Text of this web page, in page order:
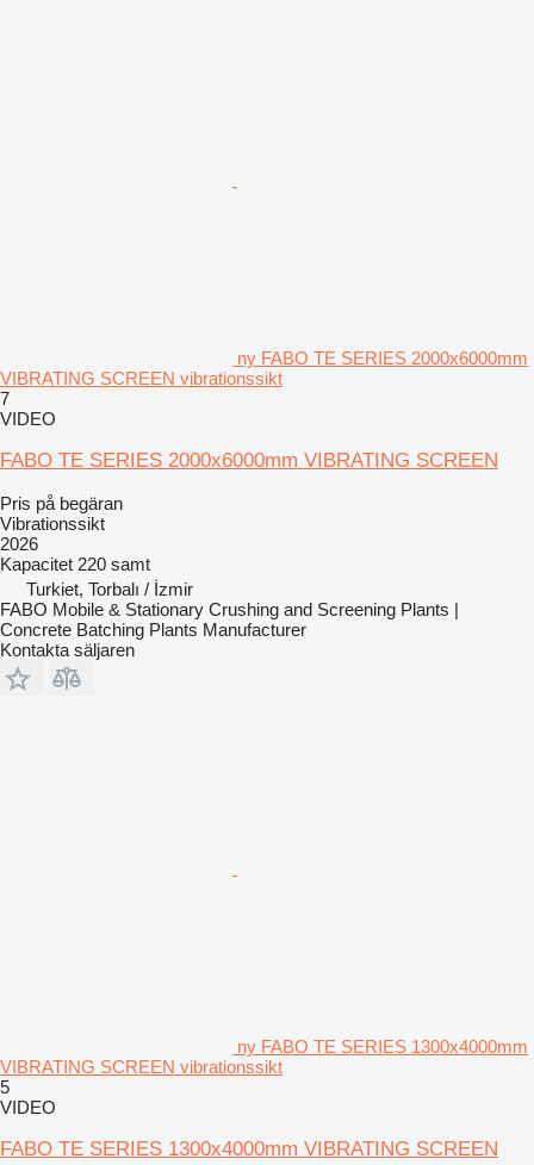
ny FABO TE SERIES 2000x6000mm
VIBRATING SCREEN vibrationssikt
7
VIDEO
FABO TE SERIES 2000x6000mm VIBRATING SCREEN
Pris på begäran
Vibrationssikt
2026
Kapacitet 220 samt
Turkiet, Torbalı / İzmir
FABO Mobile & Stationary Crushing and Screening Plants |
Concrete Batching Plants Manufacturer
Kontakta säljaren
ny FABO TE SERIES 1300x4000mm
VIBRATING SCREEN vibrationssikt
5
VIDEO
FABO TE SERIES 1300x4000mm VIBRATING SCREEN